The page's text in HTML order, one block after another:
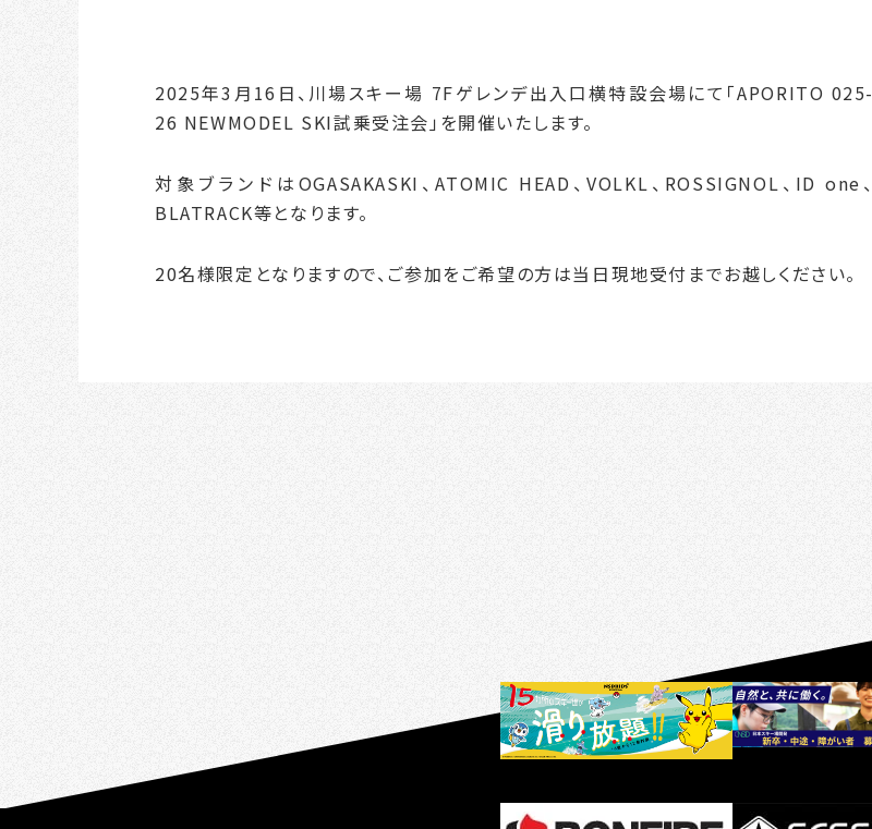
2025年3月16日、川場スキー場 7Fゲレンデ出入口横特設会場にて「APORITO 025-
26 NEWMODEL SKI試乗受注会」を開催いたします。
対象ブランドはOGASAKASKI、ATOMIC HEAD、VOLKL、ROSSIGNOL、ID one、
BLATRACK等となります。
20名様限定となりますので、ご参加をご希望の方は当日現地受付までお越しください。